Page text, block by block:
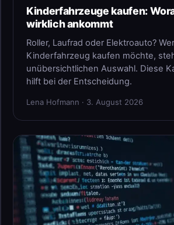
Kinderfahrzeuge kaufen:
wirklich ankommt
Roller, Laufrad oder Elektroauto?
Kinderfahrzeug kaufen möchte,
unübersichtlichen Auswahl. Diese
hilft bei der Entscheidung.
Lena Hofmann · 3. August 2026